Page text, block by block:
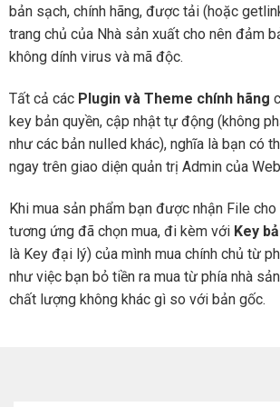
bản sạch, chính hãng, được tải (hoặc
trang chủ của Nhà sản xuất cho nên đảm
không dính virus và mã độc.
Tất cả các Plugin và Theme chính hãng
key bản quyền, cập nhật tự động (không
như các bản nulled khác), nghĩa là bạn có
ngay trên giao diện quản trị Admin của
Khi mua sản phẩm bạn được nhận File
tương ứng đã chọn mua, đi kèm với Key
là Key đại lý) của mình mua chính chủ từ
như việc bạn bỏ tiền ra mua từ phía nhà
chất lượng không khác gì so với bản gốc.